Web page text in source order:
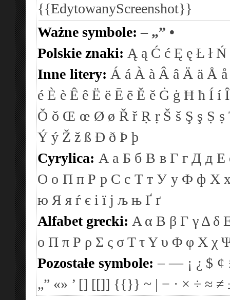
{{EdytowanyScreenshot}}
Ważne symbole:– „” •
Polskie znaki: Ą ą Ć ć Ę ę Ł ł Ń
Inne litery: Á á À à Â â Ä ä Å å
é È è Ê ê Ë ë Ē ē Ě ě Ġ ġ Ħ ħ Í í Î
Ǒ ǒ Œ œ Ø ø Ř ř Ṛ ṛ Š š Ş ş Ṣ ṣ
Ý ý Ž ž ß Ð ð Þ þ
Cyrylica: А а Б б В в Г г Д д Е
О о П п Р р С с Т т У у Ф ф Х
ю Я я ѓ є і ї ј љ њ Ґ ґ
Alfabet grecki: Α α Β β Γ γ Δ δ
ο Π π Ρ ρ Σ ς σΤ τΥ υ Φ φ Χ χ
Pozostałe symbole: – — ¡ ¿ $ ¢
„” «» ’ [] [[]] {{}} ~ | − · × ÷ ≈ ≠